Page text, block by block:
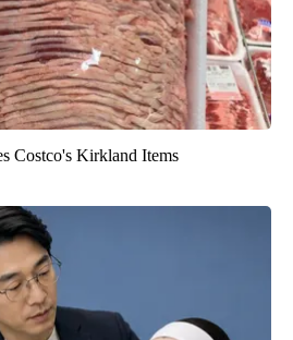
Costco's Kirkland Items